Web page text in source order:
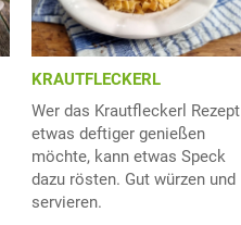
KRAUTFLECKERL
Wer das Krautfleckerl Rezept
etwas deftiger genießen
möchte, kann etwas Speck
dazu rösten. Gut würzen und
servieren.